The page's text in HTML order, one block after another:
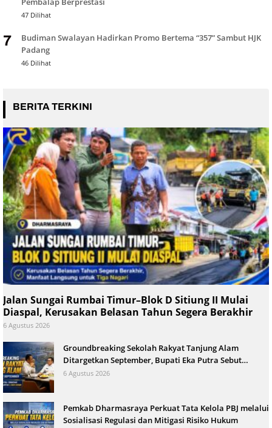
47 Dilihat
7
Budiman Swalayan Hadirkan Promo Bertema “357” Sambut HJK
Padang
46 Dilihat
BERITA TERKINI
Jalan Sungai Rumbai Timur–Blok D Sitiung II Mulai
Diaspal, Kerusakan Belasan Tahun Segera Berakhir
6 Agustus 2026
Groundbreaking Sekolah Rakyat Tanjung Alam
Ditargetkan September, Bupati Eka Putra Sebut
Terbesar di Indonesia
6 Agustus 2026
Pemkab Dharmasraya Perkuat Tata Kelola PBJ melalui
Sosialisasi Regulasi dan Mitigasi Risiko Hukum